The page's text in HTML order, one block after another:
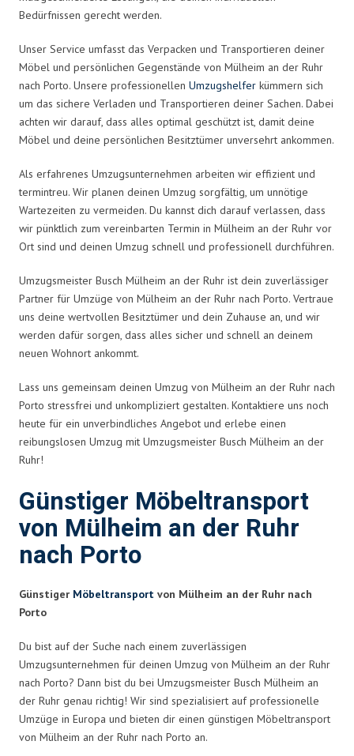
Bedürfnissen gerecht werden.
Unser Service umfasst das Verpacken und Transportieren deiner
Möbel und persönlichen Gegenstände von Mülheim an der Ruhr
nach Porto. Unsere professionellen Umzugshelfer kümmern sich
um das sichere Verladen und Transportieren deiner Sachen. Dabei
achten wir darauf, dass alles optimal geschützt ist, damit deine
Möbel und deine persönlichen Besitztümer unversehrt ankommen.
Als erfahrenes Umzugsunternehmen arbeiten wir effizient und
termintreu. Wir planen deinen Umzug sorgfältig, um unnötige
Wartezeiten zu vermeiden. Du kannst dich darauf verlassen, dass
wir pünktlich zum vereinbarten Termin in Mülheim an der Ruhr vor
Ort sind und deinen Umzug schnell und professionell durchführen.
Umzugsmeister Busch Mülheim an der Ruhr ist dein zuverlässiger
Partner für Umzüge von Mülheim an der Ruhr nach Porto. Vertraue
uns deine wertvollen Besitztümer und dein Zuhause an, und wir
werden dafür sorgen, dass alles sicher und schnell an deinem
neuen Wohnort ankommt.
Lass uns gemeinsam deinen Umzug von Mülheim an der Ruhr nach
Porto stressfrei und unkompliziert gestalten. Kontaktiere uns noch
heute für ein unverbindliches Angebot und erlebe einen
reibungslosen Umzug mit Umzugsmeister Busch Mülheim an der
Ruhr!
Günstiger Möbeltransport
von Mülheim an der Ruhr
nach Porto
Günstiger Möbeltransport von Mülheim an der Ruhr nach
Porto
Du bist auf der Suche nach einem zuverlässigen
Umzugsunternehmen für deinen Umzug von Mülheim an der Ruhr
nach Porto? Dann bist du bei Umzugsmeister Busch Mülheim an
der Ruhr genau richtig! Wir sind spezialisiert auf professionelle
Umzüge in Europa und bieten dir einen günstigen Möbeltransport
von Mülheim an der Ruhr nach Porto an.